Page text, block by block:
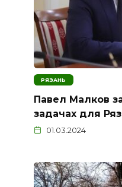
РЯЗАНЬ
Павел Малков
задачах для
01.03.2024